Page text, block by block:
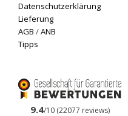
Datenschutzerklärung
Lieferung
AGB /ANB
Tipps
9.4/10 (22077 reviews)